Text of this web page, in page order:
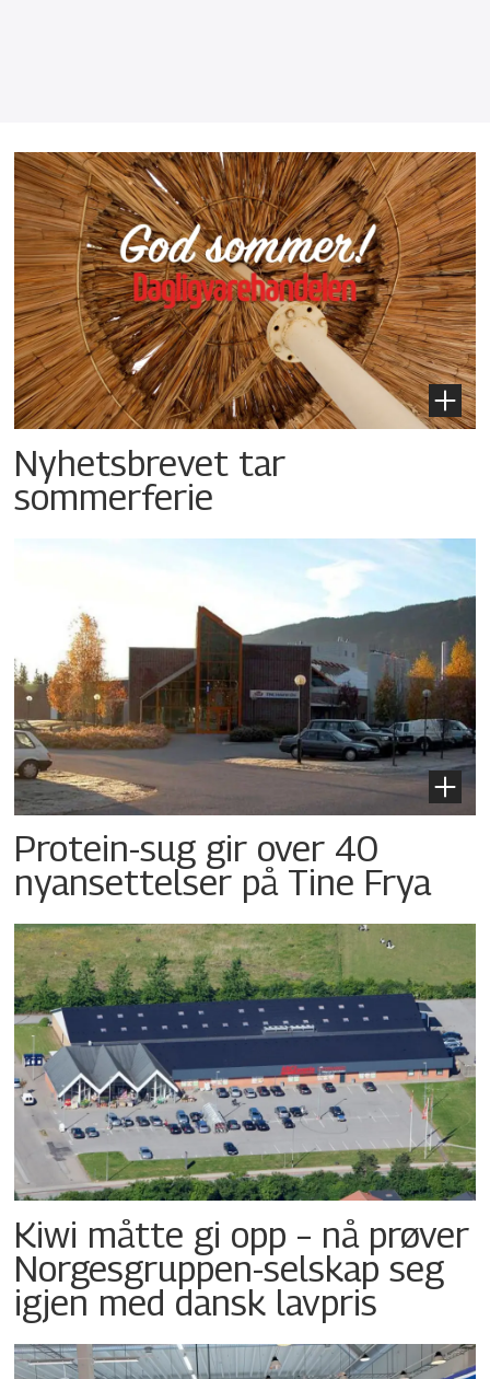
Nyhetsbrevet tar
sommerferie
Protein-sug gir over 40
nyansettelser på Tine Frya
Kiwi måtte gi opp – nå prøver
Norgesgruppen-selskap seg
igjen med dansk lavpris